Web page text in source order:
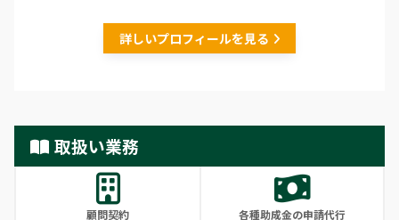
詳しいプロフィールを見る
取扱い業務
顧問契約 各種助成金の申請代行